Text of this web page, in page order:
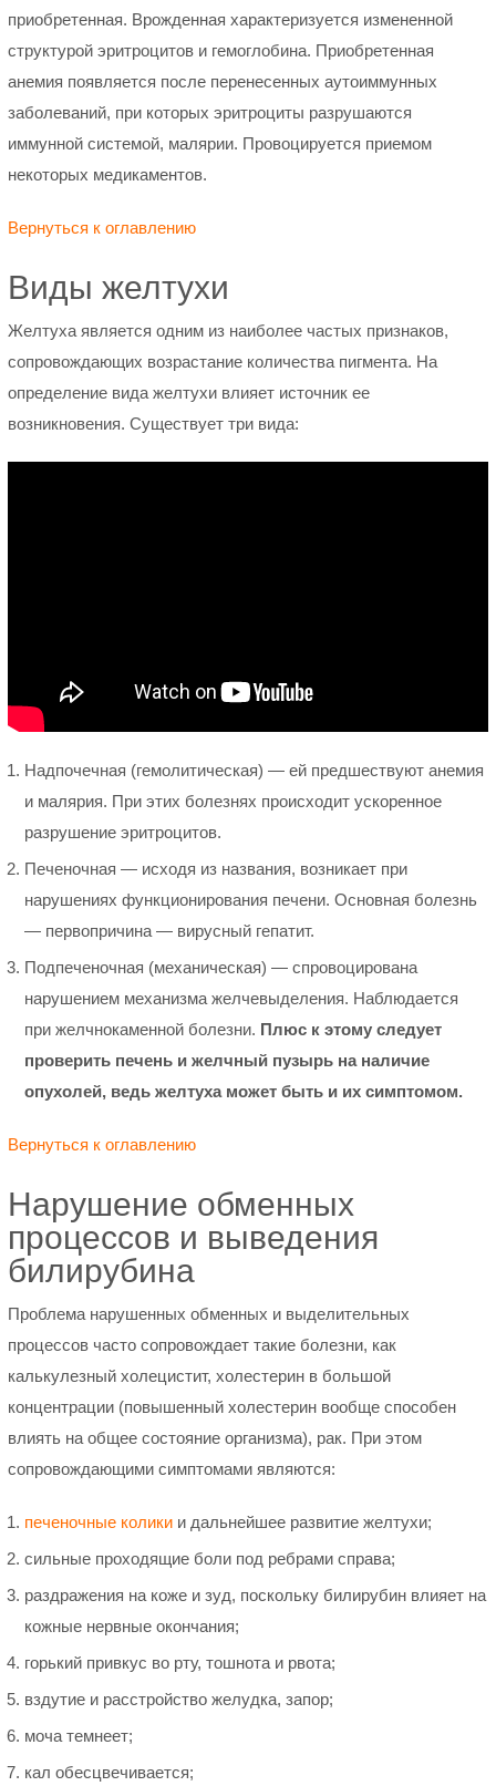
приобретенная. Врожденная характеризуется измененной
структурой эритроцитов и гемоглобина. Приобретенная
анемия появляется после перенесенных аутоиммунных
заболеваний, при которых эритроциты разрушаются
иммунной системой, малярии. Провоцируется приемом
некоторых медикаментов.
Вернуться к оглавлению
Виды желтухи
Желтуха является одним из наиболее частых признаков,
сопровождающих возрастание количества пигмента. На
определение вида желтухи влияет источник ее
возникновения. Существует три вида:
Надпочечная (гемолитическая) — ей предшествуют анемия
и малярия. При этих болезнях происходит ускоренное
разрушение эритроцитов.
Печеночная — исходя из названия, возникает при
нарушениях функционирования печени. Основная болезнь
— первопричина — вирусный гепатит.
Подпеченочная (механическая) — спровоцирована
нарушением механизма желчевыделения. Наблюдается
при желчнокаменной болезни. Плюс к этому следует
проверить печень и желчный пузырь на наличие
опухолей, ведь желтуха может быть и их симптомом.
Вернуться к оглавлению
Нарушение обменных
процессов и выведения
билирубина
Проблема нарушенных обменных и выделительных
процессов часто сопровождает такие болезни, как
калькулезный холецистит, холестерин в большой
концентрации (повышенный холестерин вообще способен
влиять на общее состояние организма), рак. При этом
сопровождающими симптомами являются:
печеночные колики и дальнейшее развитие желтухи;
сильные проходящие боли под ребрами справа;
раздражения на коже и зуд, поскольку билирубин влияет на
кожные нервные окончания;
горький привкус во рту, тошнота и рвота;
вздутие и расстройство желудка, запор;
моча темнеет;
кал обесцвечивается;